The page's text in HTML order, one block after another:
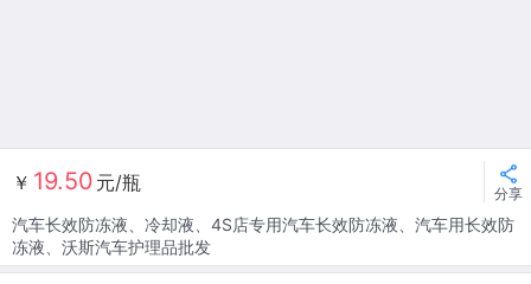
￥ 19.50 元/瓶 分享
汽车长效防冻液、冷却液、4S店专用汽车长效防冻液、汽车用长效防
冻液、沃斯汽车护理品批发